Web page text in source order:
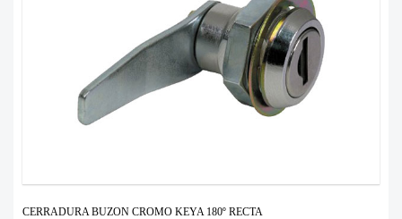
CERRADURA BUZON CROMO KEYA 180º RECTA